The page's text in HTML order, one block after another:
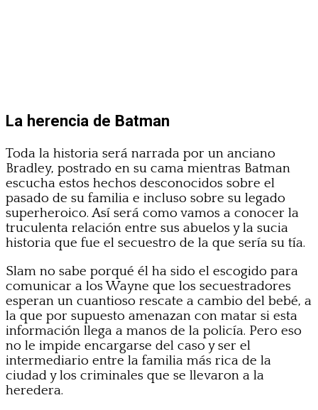
La herencia de Batman
Toda la historia será narrada por un anciano
Bradley, postrado en su cama mientras Batman
escucha estos hechos desconocidos sobre el
pasado de su familia e incluso sobre su legado
superheroico. Así será como vamos a conocer la
truculenta relación entre sus abuelos y la sucia
historia que fue el secuestro de la que sería su tía.
Slam no sabe porqué él ha sido el escogido para
comunicar a los Wayne que los secuestradores
esperan un cuantioso rescate a cambio del bebé, a
la que por supuesto amenazan con matar si esta
información llega a manos de la policía. Pero eso
no le impide encargarse del caso y ser el
intermediario entre la familia más rica de la
ciudad y los criminales que se llevaron a la
heredera.